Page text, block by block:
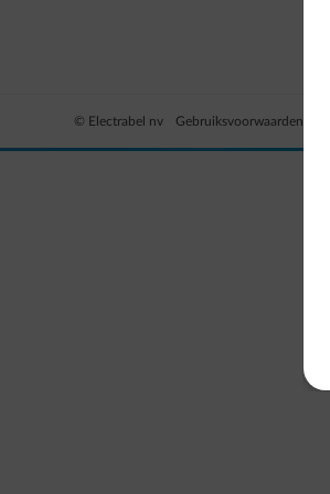
© Electrabel nv Gebruiksvoorwaarden